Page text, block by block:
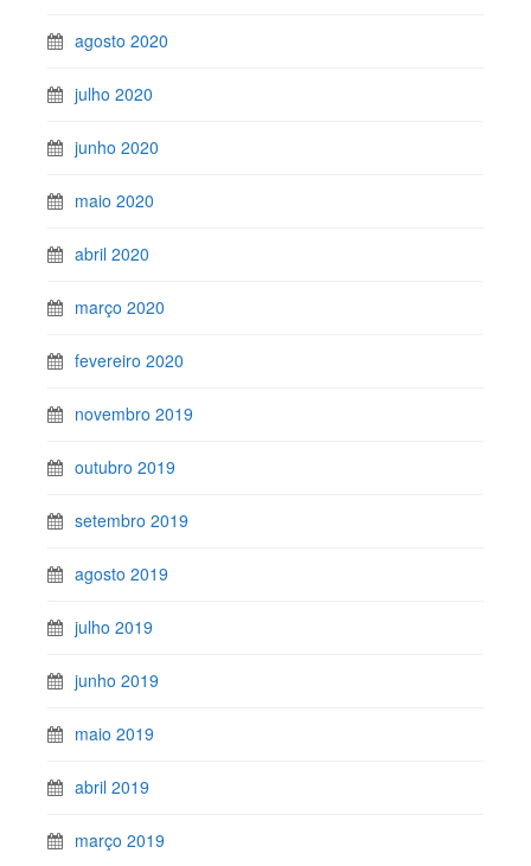
agosto 2020
julho 2020
junho 2020
maio 2020
abril 2020
março 2020
fevereiro 2020
novembro 2019
outubro 2019
setembro 2019
agosto 2019
julho 2019
junho 2019
maio 2019
abril 2019
março 2019